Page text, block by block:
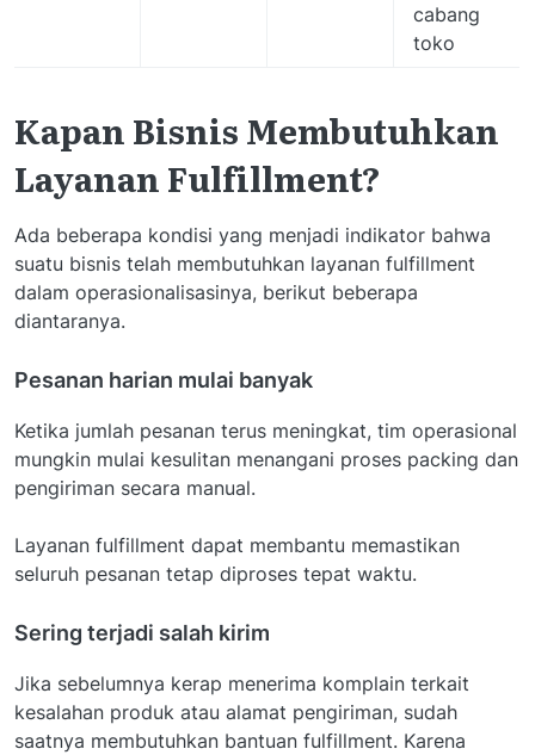
cabang
toko
Kapan Bisnis Membutuhkan
Layanan Fulfillment?
Ada beberapa kondisi yang menjadi indikator bahwa
suatu bisnis telah membutuhkan layanan fulfillment
dalam operasionalisasinya, berikut beberapa
diantaranya.
Pesanan harian mulai banyak
Ketika jumlah pesanan terus meningkat, tim operasional
mungkin mulai kesulitan menangani proses packing dan
pengiriman secara manual.
Layanan fulfillment dapat membantu memastikan
seluruh pesanan tetap diproses tepat waktu.
Sering terjadi salah kirim
Jika sebelumnya kerap menerima komplain terkait
kesalahan produk atau alamat pengiriman, sudah
saatnya membutuhkan bantuan fulfillment. Karena